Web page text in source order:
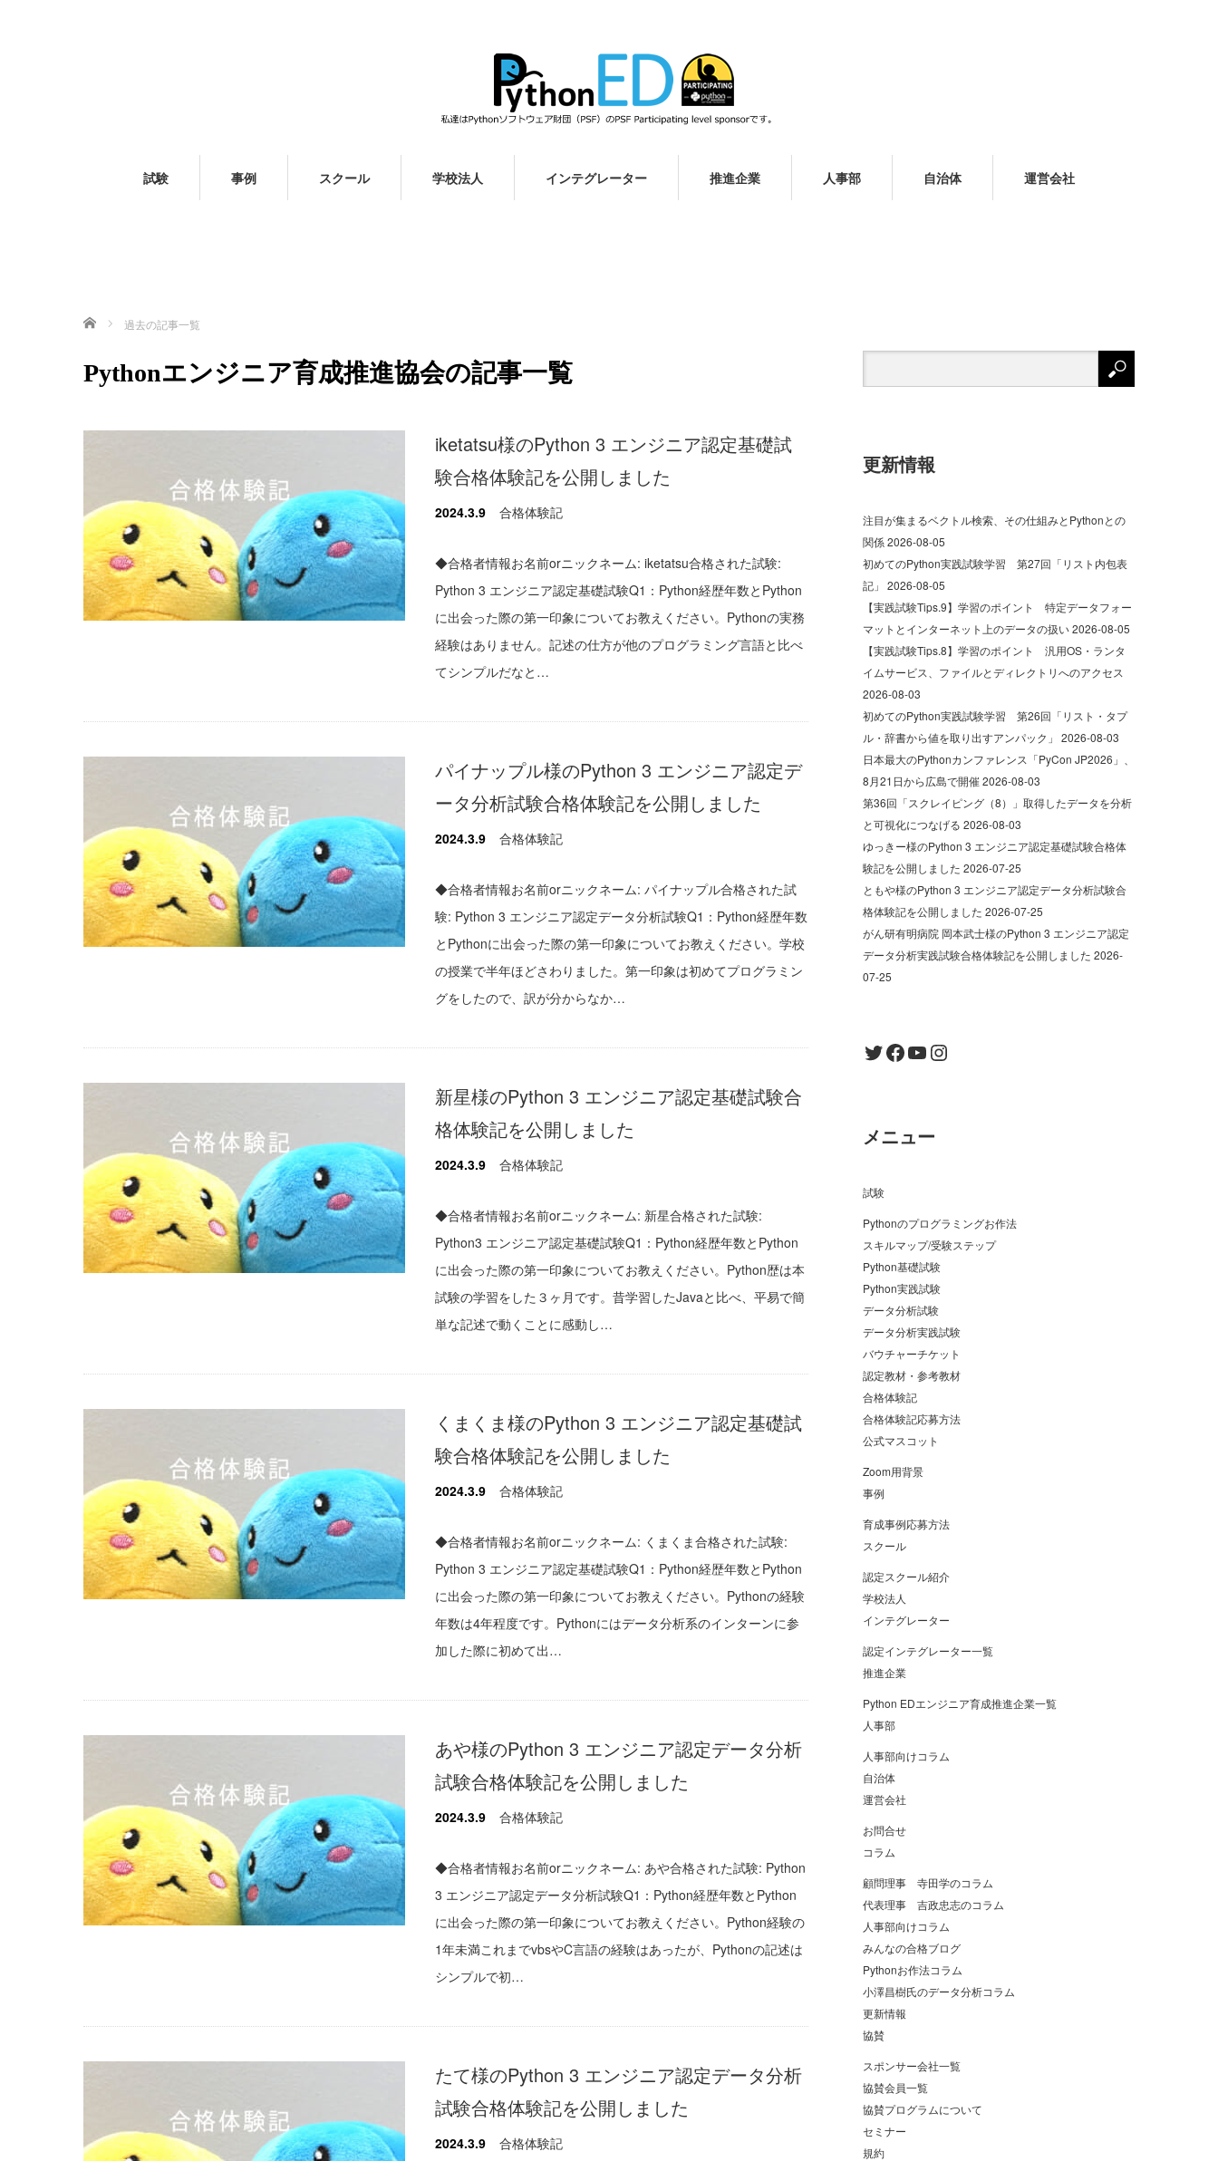
試験 事例 スクール 学校法人 インテグレーター 推進企業 人事部 自治体 運営会社
ホーム 過去の記事一覧
Pythonエンジニア育成推進協会の記事一覧
iketatsu様のPython 3 エンジニア認定基礎試
験合格体験記を公開しました
2024.3.9 合格体験記
◆合格者情報お名前orニックネーム: iketatsu合格された試験:
Python 3 エンジニア認定基礎試験Q1：Python経歴年数とPython
に出会った際の第一印象についてお教えください。Pythonの実務
経験はありません。記述の仕方が他のプログラミング言語と比べ
てシンプルだなと…
パイナップル様のPython 3 エンジニア認定デ
ータ分析試験合格体験記を公開しました
2024.3.9 合格体験記
◆合格者情報お名前orニックネーム: パイナップル合格された試
験: Python 3 エンジニア認定データ分析試験Q1：Python経歴年数
とPythonに出会った際の第一印象についてお教えください。学校
の授業で半年ほどさわりました。第一印象は初めてプログラミン
グをしたので、訳が分からなか…
新星様のPython 3 エンジニア認定基礎試験合
格体験記を公開しました
2024.3.9 合格体験記
◆合格者情報お名前orニックネーム: 新星合格された試験:
Python3 エンジニア認定基礎試験Q1：Python経歴年数とPython
に出会った際の第一印象についてお教えください。Python歴は本
試験の学習をした３ヶ月です。昔学習したJavaと比べ、平易で簡
単な記述で動くことに感動し…
くまくま様のPython 3 エンジニア認定基礎試
験合格体験記を公開しました
2024.3.9 合格体験記
◆合格者情報お名前orニックネーム: くまくま合格された試験:
Python 3 エンジニア認定基礎試験Q1：Python経歴年数とPython
に出会った際の第一印象についてお教えください。Pythonの経験
年数は4年程度です。Pythonにはデータ分析系のインターンに参
加した際に初めて出…
あや様のPython 3 エンジニア認定データ分析
試験合格体験記を公開しました
2024.3.9 合格体験記
◆合格者情報お名前orニックネーム: あや合格された試験: Python
3 エンジニア認定データ分析試験Q1：Python経歴年数とPython
に出会った際の第一印象についてお教えください。Python経験の
1年未満これまでvbsやC言語の経験はあったが、Pythonの記述は
シンプルで初…
たて様のPython 3 エンジニア認定データ分析
試験合格体験記を公開しました
2024.3.9 合格体験記
更新情報
注目が集まるベクトル検索、その仕組みとPythonとの
関係2026-08-05
初めてのPython実践試験学習 第27回「リスト内包表
記」 2026-08-05
【実践試験Tips.9】学習のポイント 特定データフォー
マットとインターネット上のデータの扱い2026-08-05
【実践試験Tips.8】学習のポイント 汎用OS・ランタ
イムサービス、ファイルとディレクトリへのアクセス
2026-08-03
初めてのPython実践試験学習 第26回「リスト・タプ
ル・辞書から値を取り出すアンパック」 2026-08-03
日本最大のPythonカンファレンス「PyCon JP2026」、
8月21日から広島で開催2026-08-03
第36回「スクレイピング（8）」取得したデータを分析
と可視化につなげる 2026-08-03
ゆっきー様のPython 3 エンジニア認定基礎試験合格体
験記を公開しました 2026-07-25
ともや様のPython 3 エンジニア認定データ分析試験合
格体験記を公開しました 2026-07-25
がん研有明病院 岡本武士様のPython 3 エンジニア認定
データ分析実践試験合格体験記を公開しました 2026-
07-25
Twitter
Facebook
YouTube
Instagram
メニュー
試験
Pythonのプログラミングお作法
スキルマップ/受験ステップ
Python基礎試験
Python実践試験
データ分析試験
データ分析実践試験
バウチャーチケット
認定教材・参考教材
合格体験記
合格体験記応募方法
公式マスコット
Zoom用背景
事例
育成事例応募方法
スクール
認定スクール紹介
学校法人
インテグレーター
認定インテグレーター一覧
推進企業
Python EDエンジニア育成推進企業一覧
人事部
人事部向けコラム
自治体
運営会社
お問合せ
コラム
顧問理事 寺田学のコラム
代表理事 吉政忠志のコラム
人事部向けコラム
みんなの合格ブログ
Pythonお作法コラム
小澤昌樹氏のデータ分析コラム
更新情報
協賛
スポンサー会社一覧
協賛会員一覧
協賛プログラムについて
セミナー
規約